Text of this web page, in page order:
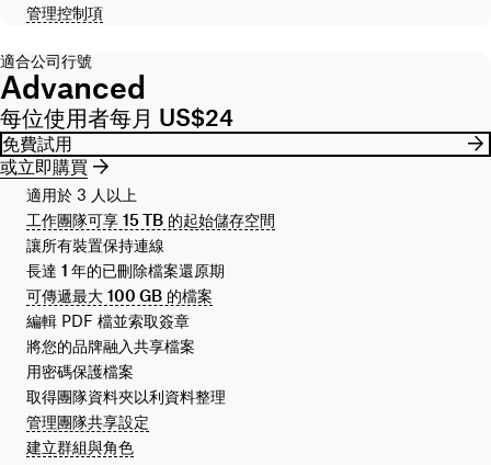
管理控制項
適合公司行號
Advanced
每位使用者每月 US$24
免費試用
或立即購買
適用於 3 人以上
工作團隊可享 15 TB 的起始儲存空間
讓所有裝置保持連線
長達 1 年的已刪除檔案還原期
可傳遞最大 100 GB 的檔案
編輯 PDF 檔並索取簽章
將您的品牌融入共享檔案
用密碼保護檔案
取得團隊資料夾以利資料整理
管理團隊共享設定
建立群組與角色